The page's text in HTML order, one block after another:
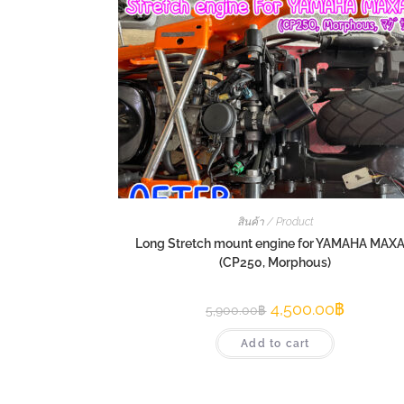
สินค้า / Product
Long Stretch mount engine for YAMAHA
(CP250, Morphous)
5,900.00฿ 4,500.00฿
Add to cart